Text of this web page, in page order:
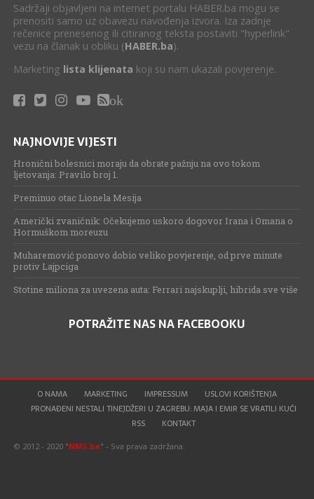
Sadržaji objavljeni na internet portalu HABER.ba mogu se
prenositi samo uz obavezu navođenja izvora. Iza zadnje
rečenice prenesenog ili citiranog teksta postaviti "hyperlink"
vezu na članak u obliku (HABER.ba).
Marketing lista klijenata koji su nam ukazali povjerenje.
ok
NAJNOVIJE VIJESTI
Hronični bolesnici moraju da obrate pažnju na ovo tokom
ljetovanja: Pravilo broj 1.
Preminuo otac Lionela Mesija
Američki zvaničnik: Očekujemo uskoro dogovor Irana i Omana o
Hormuškom moreuzu
Muharemović ponovo dobio veliko povjerenje, od prve minute
protiv Lajpciga
Stotine miliona za uvezena auta: Ferrari najskuplji, hibrida sve više
POTRAŽITE NAS NA FACEBOOKU
O NAMA MARKETING IMPRESSUM
USLOVI KORIŠTENJA
PRONAĐENI NESTALI TINEJDŽERI U ZAGREBU: MAJA I EMIR SE VRATILI KUĆI
RSS
KONTAKT
© 2012 - 2020 "NMS.ba" - Sva prava zadržana.